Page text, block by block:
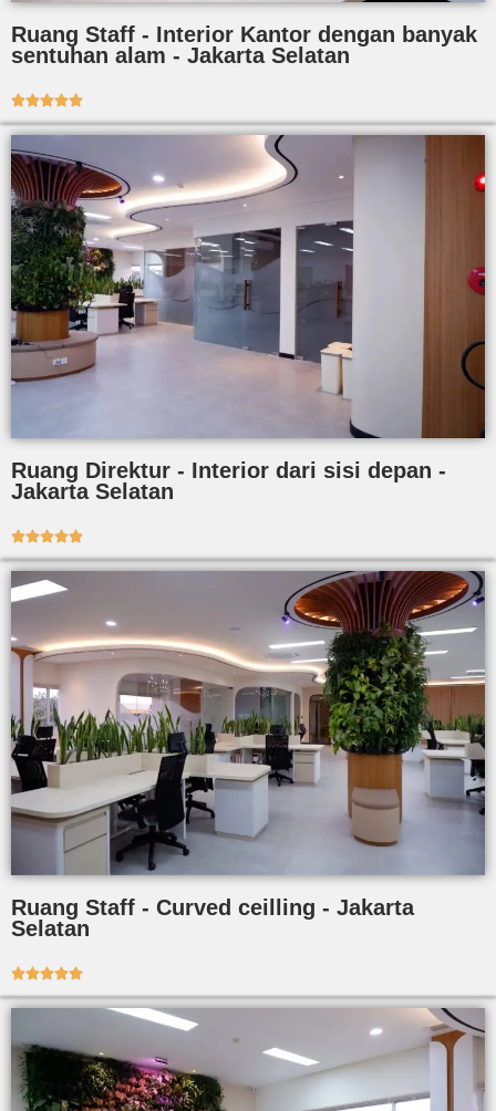
Ruang Staff - Interior Kantor dengan banyak
sentuhan alam - Jakarta Selatan

Ruang Direktur - Interior dari sisi depan -
Jakarta Selatan

Ruang Staff - Curved ceilling - Jakarta
Selatan
